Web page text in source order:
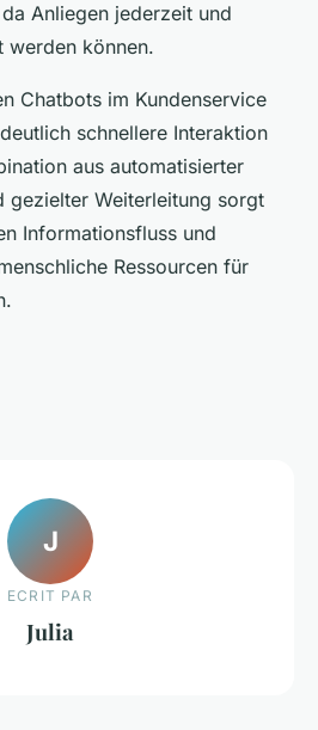
Anliegen jederzeit und
werden können.
Chatbots im Kundenservice
schnellere Interaktion
aus automatisierter
gezielter Weiterleitung sorgt
Informationsfluss und
Ressourcen für
J
ECRIT PAR
Julia